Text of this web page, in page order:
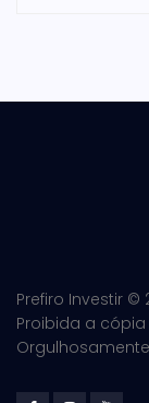
Prefiro Investir
Proibida a